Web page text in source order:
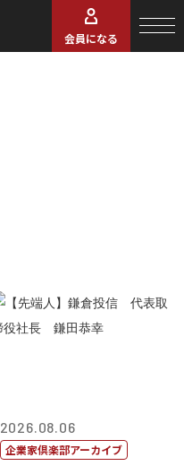
会員になる
2026.08.06
企業家倶楽部アーカイブ